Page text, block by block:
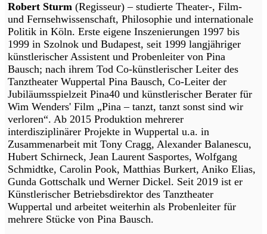
Robert Sturm (Regisseur) – studierte Theater-, Film-
und Fernsehwissenschaft, Philosophie und internationale
Politik in Köln. Erste eigene Inszenierungen 1997 bis
1999 in Szolnok und Budapest, seit 1999 langjähriger
künstlerischer Assistent und Probenleiter von Pina
Bausch; nach ihrem Tod Co-künstlerischer Leiter des
Tanztheater Wuppertal Pina Bausch, Co-Leiter der
Jubiläumsspielzeit Pina40 und künstlerischer Berater für
Wim Wenders' Film „Pina – tanzt, tanzt sonst sind wir
verloren“. Ab 2015 Produktion mehrerer
interdisziplinärer Projekte in Wuppertal u.a. in
Zusammenarbeit mit Tony Cragg, Alexander Balanescu,
Hubert Schirneck, Jean Laurent Sasportes, Wolfgang
Schmidtke, Carolin Pook, Matthias Burkert, Aniko Elias,
Gunda Gottschalk und Werner Dickel. Seit 2019 ist er
Künstlerischer Betriebsdirektor des Tanztheater
Wuppertal und arbeitet weiterhin als Probenleiter für
mehrere Stücke von Pina Bausch.